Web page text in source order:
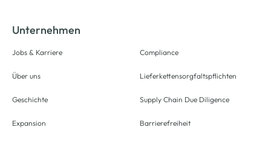
Unternehmen
Jobs & Karriere
Über uns
Geschichte
Expansion
Compliance
Lieferkettensorgfaltspflichten
Supply Chain Due Diligence
Barrierefreiheit